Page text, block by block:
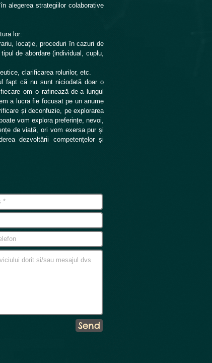
alegerea strategiilor colaborative
lor:
locație, proceduri în cazuri de
de abordare (individual, cuplu,
clarificarea rolurilor, etc.
fapt că nu sunt niciodată doar o
om o rafinează de-a lungul
a lucra fie focusat pe un anume
și deconfuzie, pe explorarea
vom explora preferințe, nevoi,
de viață, ori vom exersa pur și
dezvoltării competențelor și
Send